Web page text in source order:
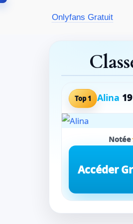
Onlyfans Gratuit
Top 1 Alina
Notée
Accéder